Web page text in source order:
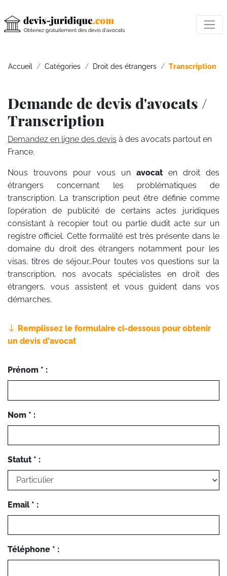
Accueil Catégories Droit des étrangers Transcription
Demande de devis d'avocats /
Transcription
Demandez en ligne des devis à des avocats partout en
France.
Nous trouvons pour vous un avocat en droit des
étrangers concernant les problématiques de
transcription. La transcription peut être définie comme
l’opération de publicité de certains actes juridiques
consistant à recopier tout ou partie dudit acte sur un
registre officiel. Cette formalité est très présente dans le
domaine du droit des étrangers notamment pour les
visas, titres de séjour…Pour toutes vos questions sur la
transcription, nos avocats spécialistes en droit des
étrangers, vous assistent et vous guident dans vos
démarches.
Remplissez le formulaire ci-dessous pour obtenir
un devis d'avocat
Prénom * :
Nom * :
Statut * :
Email * :
Téléphone * :